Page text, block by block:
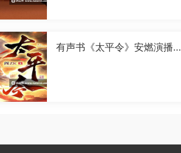
有声书《太平令》安燃演播